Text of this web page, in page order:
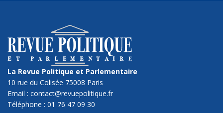
La Revue Politique et Parlementaire
10 rue du Colisée 75008 Paris
Email : contact@revuepolitique.fr
Téléphone : 01 76 47 09 30